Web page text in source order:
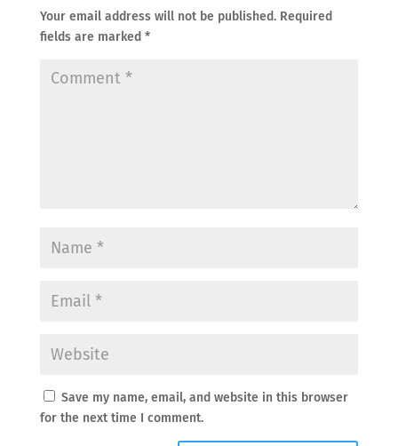
Your email address will not be published. Required
fields are marked *
Save my name, email, and website in this browser
for the next time I comment.